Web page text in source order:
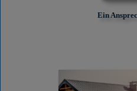
Ein